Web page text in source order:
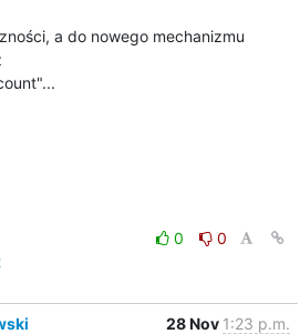
a do nowego mechanizmu
0
0
28 Nov 1:23 p.m.